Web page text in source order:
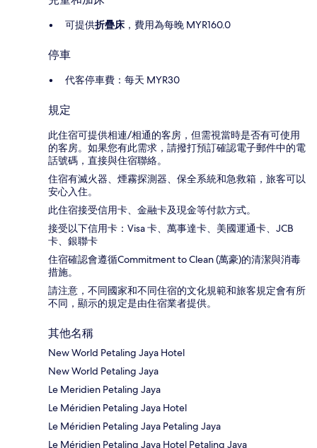
可提供折疊床 ，費用為每晚 MYR160.0
停車
代客停車費：每天 MYR30
規定
此住宿可提供相連/相通的客房，但需視當時是否有可使用
的客房。如果您有此需求，請撥打預訂確認電子郵件中的電
話號碼，直接與住宿聯絡。
住宿有滅火器、煙霧探測器、保全系統和急救箱，旅客可以
安心入住。
此住宿接受信用卡、金融卡及現金等付款方式。
接受以下信用卡：Visa 卡、萬事達卡、美國運通卡、JCB
卡、銀聯卡
住宿確認會遵循Commitment to Clean (萬豪)的清潔與消毒
措施。
請注意，不同國家和不同住宿的文化規範和旅客規定會有所
不同，顯示的規定是由住宿業者提供。
其他名稱
New World Petaling Jaya Hotel
New World Petaling Jaya
Le Meridien Petaling Jaya
Le Méridien Petaling Jaya Hotel
Le Méridien Petaling Jaya Petaling Jaya
Le Méridien Petaling Jaya Hotel Petaling Jaya